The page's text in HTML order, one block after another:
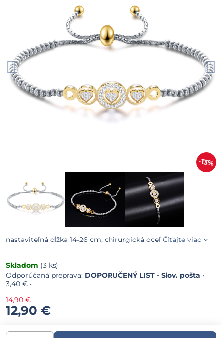
13%
nastaviteľná dĺžka 14-26 cm, chirurgická oceľČítajte viac
Skladom (3 ks)
DOPORUČENÝ LIST - Slov. pošta •
3,40 € •
14,90 €
12,90 €